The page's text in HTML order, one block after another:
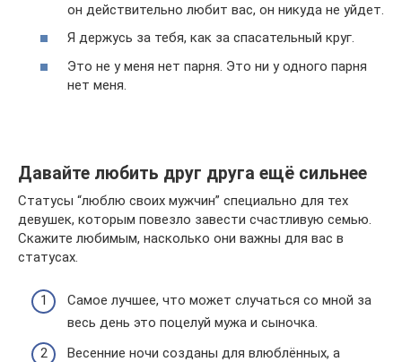
он действительно любит вас, он никуда не уйдет.
Я держусь за тебя, как за спасательный круг.
Это не у меня нет парня. Это ни у одного парня
нет меня.
Давайте любить друг друга ещё сильнее
Статусы “люблю своих мужчин” специально для тех
девушек, которым повезло завести счастливую семью.
Скажите любимым, насколько они важны для вас в
статусах.
Самое лучшее, что может случаться со мной за
весь день это поцелуй мужа и сыночка.
Весенние ночи созданы для влюблённых, а